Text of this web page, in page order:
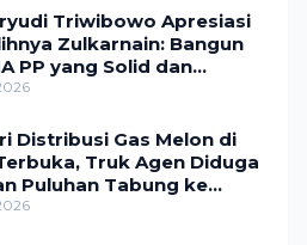
Triwibowo Apresiasi
Zulkarnain: Bangun
PP yang Solid dan
bagi Masyarakat
Distribusi Gas Melon di
Truk Agen Diduga
Puluhan Tabung ke
Tak Resmi